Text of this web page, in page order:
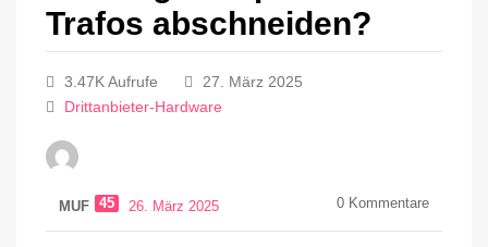
Trafos abschneiden?
3.47K Aufrufe
27. März 2025
Drittanbieter-Hardware
MUF 45 26. März 2025 0 Kommentare